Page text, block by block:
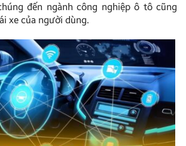
đến ngành công nghiệp ô tô cũng
xe của người dùng.